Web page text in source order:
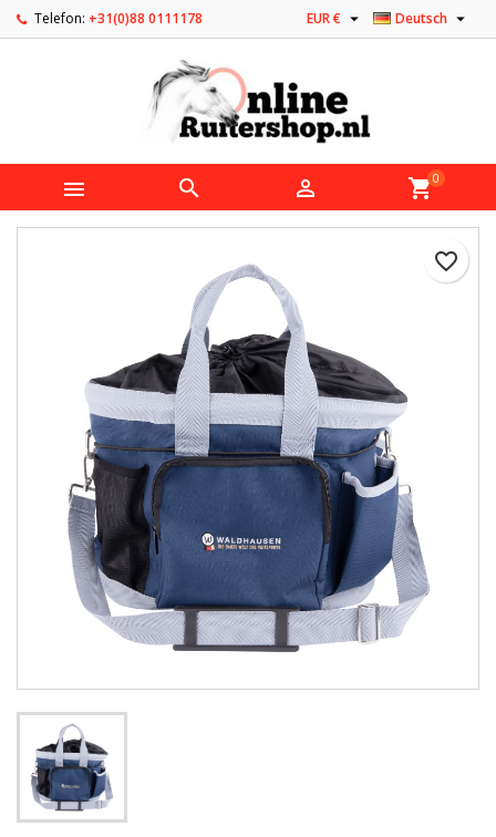
Telefon: +31(0)88 0111178 Deutsch 
EUR € 
   shopping_cart0
favorite_border